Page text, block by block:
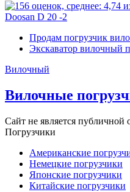
Doosan D 20 -2
Продам погрузчик
Экскаватор вилочный
Вилочный
Вилочные
Сайт не является публичной
Погрузчики
Американские
Немецкие погрузчики
Японские погрузчики
Китайские погрузчики